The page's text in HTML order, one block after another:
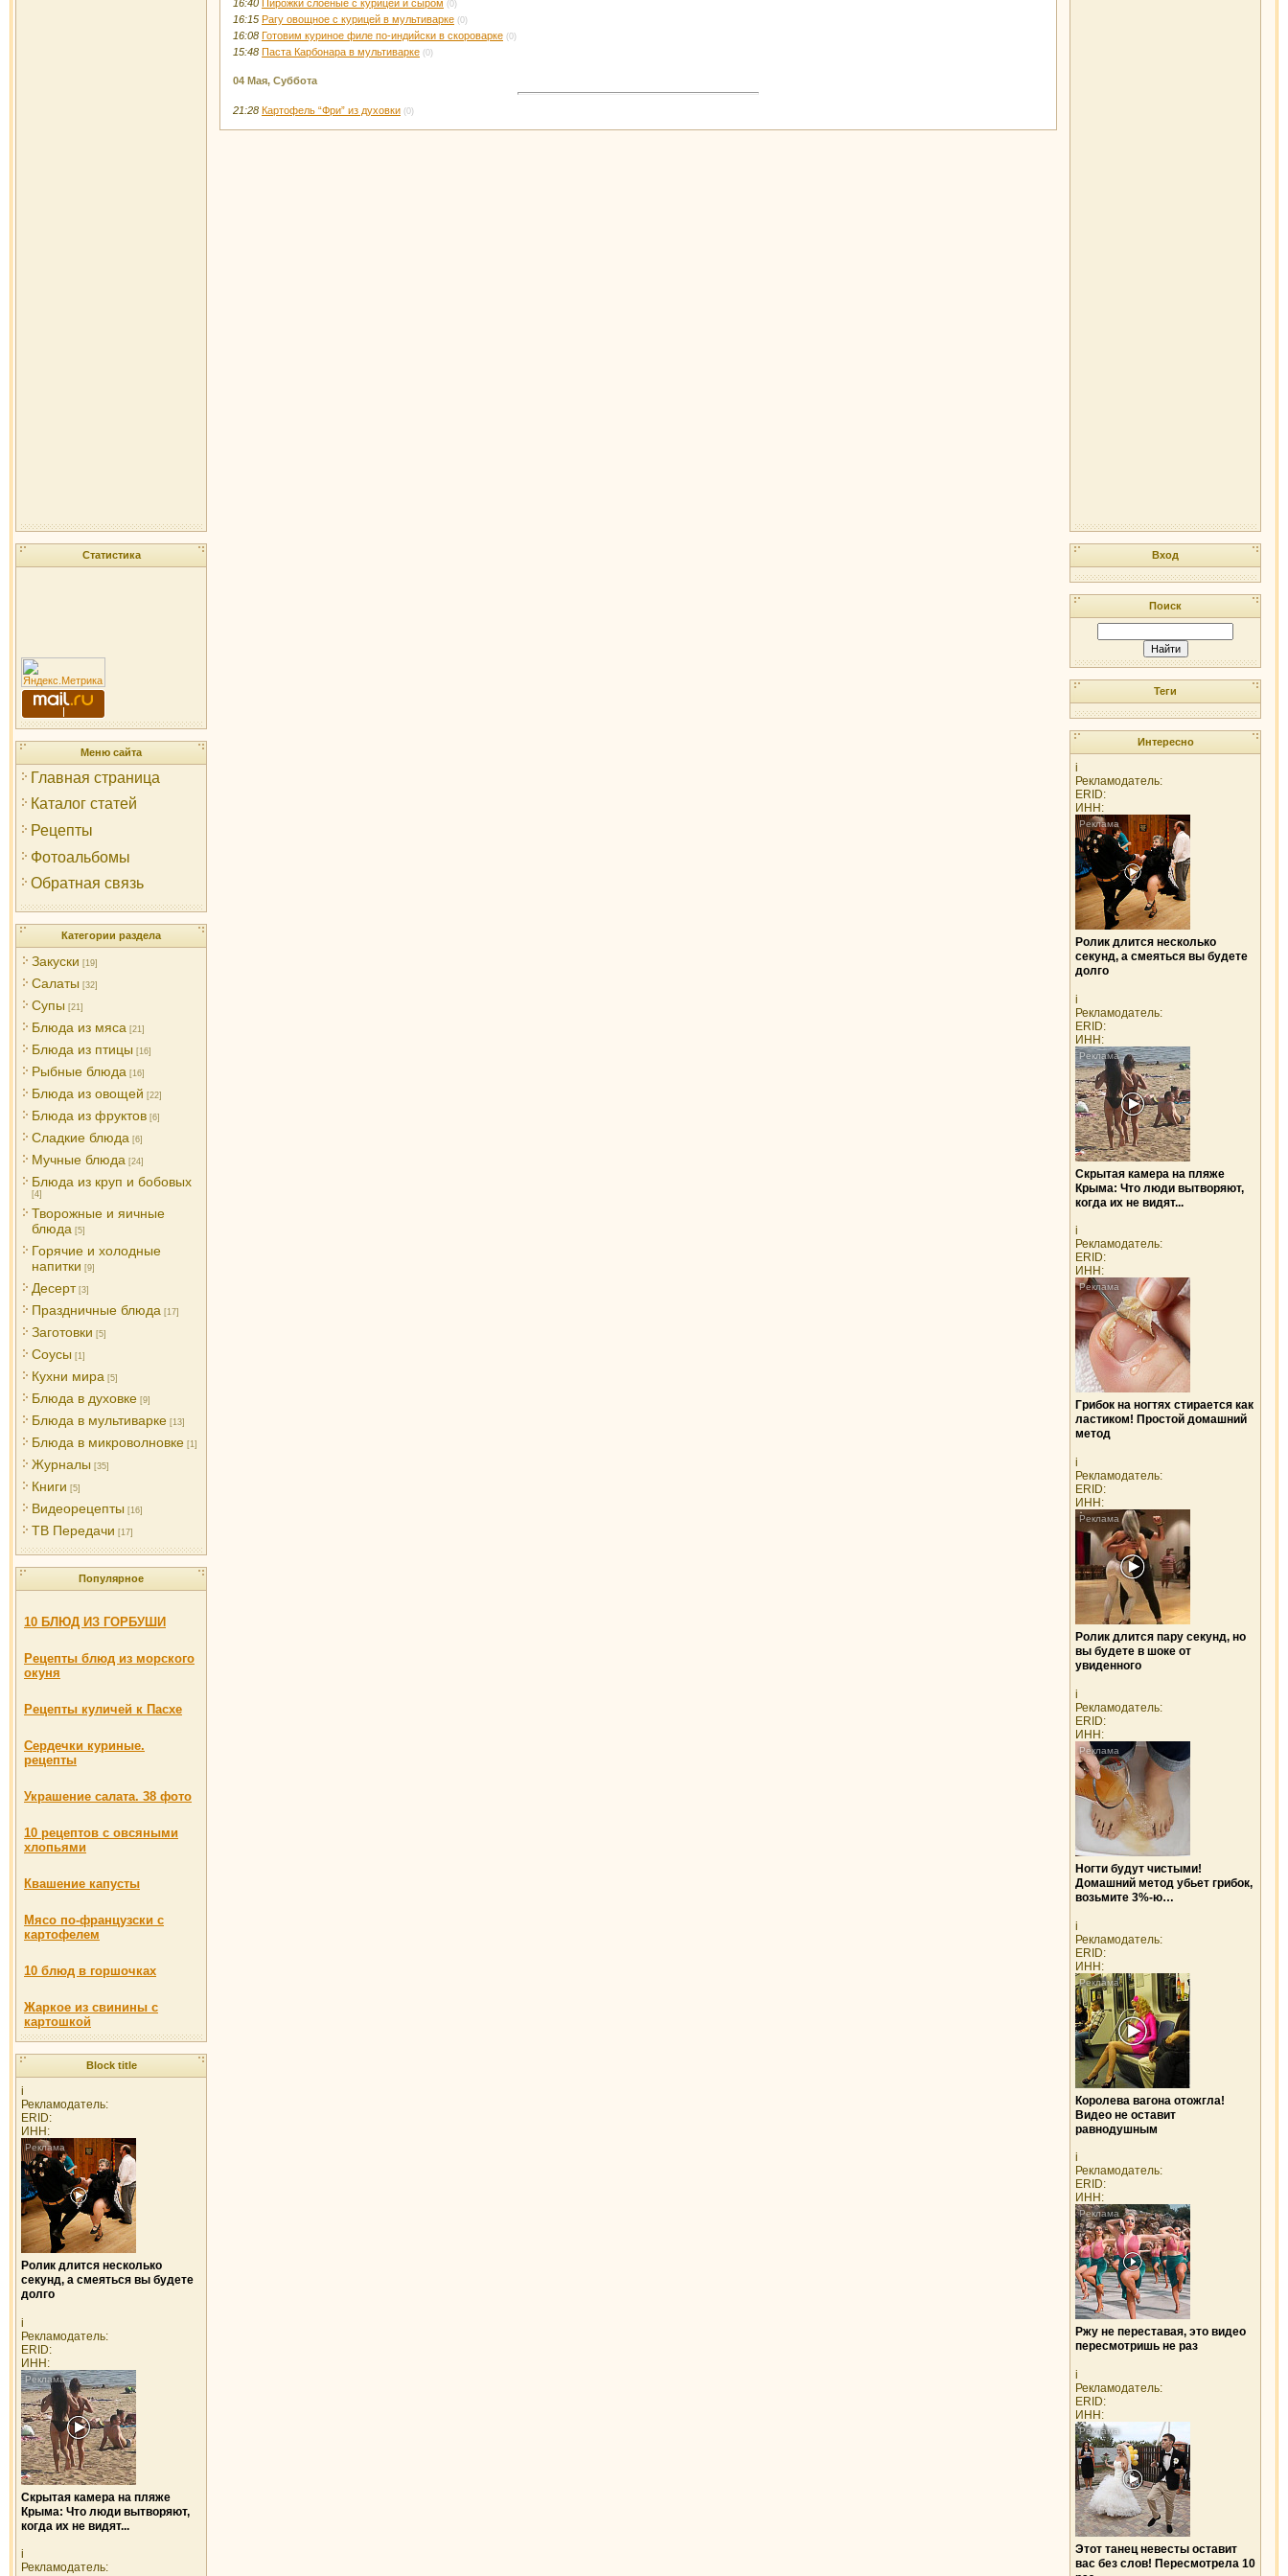
Статистика
Меню сайта
Главная страница
Каталог статей
Рецепты
Фотоальбомы
Обратная связь
Категории раздела
Закуски [19]
Салаты [32]
Супы [21]
Блюда из мяса [21]
Блюда из птицы [16]
Рыбные блюда [16]
Блюда из овощей [22]
Блюда из фруктов [6]
Сладкие блюда [6]
Мучные блюда [24]
Блюда из круп и бобовых
[4]
Творожные и яичные
блюда [5]
Горячие и холодные
напитки [9]
Десерт [3]
Праздничные блюда [17]
Заготовки [5]
Соусы [1]
Кухни мира [5]
Блюда в духовке [9]
Блюда в мультиварке [13]
Блюда в микроволновке [1]
Журналы [35]
Книги [5]
Видеорецепты [16]
ТВ Передачи [17]
Популярное
10 БЛЮД ИЗ ГОРБУШИ
Рецепты блюд из морского
окуня
Рецепты куличей к Пасхе
Сердечки куриные.
рецепты
Украшение салата. 38 фото
10 рецептов с овсяными
хлопьями
Квашение капусты
Мясо по-французски с
картофелем
10 блюд в горшочках
Жаркое из свинины с
картошкой
Block title
i
Рекламодатель:
ERID:
ИНН:
Ролик длится несколько
секунд, а смеяться вы будете
долго
i
Рекламодатель:
ERID:
ИНН:
Скрытая камера на пляже
Крыма: Что люди вытворяют,
когда их не видят...
i
Рекламодатель:
16:40 Пирожки слоёные с курицей и сыром (0)
16:15 Рагу овощное с курицей в мультиварке (0)
16:08 Готовим куриное филе по-индийски в скороварке (0)
15:48 Паста Карбонара в мультиварке (0)
04 Мая, Суббота
21:28 Картофель “Фри” из духовки (0)
Вход
Поиск
Теги
Интересно
i
Рекламодатель:
ERID:
ИНН:
Ролик длится несколько
секунд, а смеяться вы будете
долго
i
Рекламодатель:
ERID:
ИНН:
Скрытая камера на пляже
Крыма: Что люди вытворяют,
когда их не видят...
i
Рекламодатель:
ERID:
ИНН:
Грибок на ногтях стирается как
ластиком! Простой домашний
метод
i
Рекламодатель:
ERID:
ИНН:
Ролик длится пару секунд, но
вы будете в шоке от
увиденного
i
Рекламодатель:
ERID:
ИНН:
Ногти будут чистыми!
Домашний метод убьет грибок,
возьмите 3%-ю…
i
Рекламодатель:
ERID:
ИНН:
Королева вагона отожгла!
Видео не оставит
равнодушным
i
Рекламодатель:
ERID:
ИНН:
Ржу не переставая, это видео
пересмотришь не раз
i
Рекламодатель:
ERID:
ИНН:
Этот танец невесты оставит
вас без слов! Пересмотрела 10